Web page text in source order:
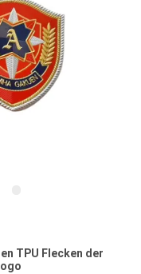
TPU Flecken der